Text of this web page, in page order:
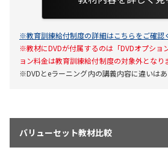
2級学科試験対策講座
テキスト 8冊
学科試験問題集１冊
計算問題集１冊
問題集４冊
※教育訓練給付制度の詳細はこちらをご確認
※教材にDVDが付属するのは「DVDオプショ
ョン料金は教育訓練給付制度の対象外となり
※DVDとeラーニング内の講義内容に違いはあ
バリューセット教材比較